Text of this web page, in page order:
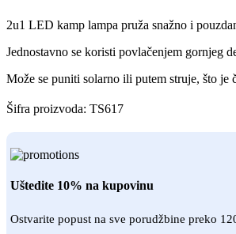
2u1 LED kamp lampa pruža snažno i
Jednostavno se koristi povlačenjem gornjeg
Može se puniti solarno ili putem struje, što
Šifra proizvoda: TS617
Uštedite 10% na kupovinu
Ostvarite popust na sve porudžbine preko